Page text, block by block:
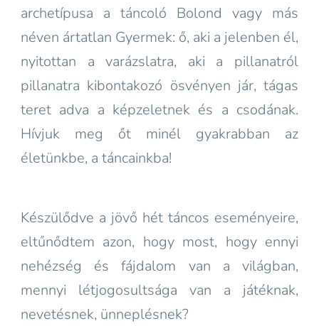
archetípusa a táncoló Bolond vagy más
néven ártatlan Gyermek: ő, aki a jelenben él,
nyitottan a varázslatra, aki a pillanatról
pillanatra kibontakozó ösvényen jár, tágas
teret adva a képzeletnek és a csodának.
Hívjuk meg őt minél gyakrabban az
életünkbe, a táncainkba!
Készülődve a jövő hét táncos eseményeire,
eltűnődtem azon, hogy most, hogy ennyi
nehézség és fájdalom van a világban,
mennyi létjogosultsága van a játéknak,
nevetésnek, ünneplésnek?